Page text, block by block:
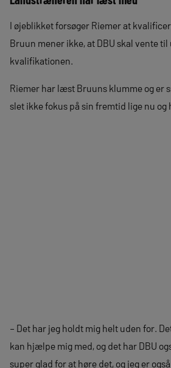
I øjeblikket forsøger Riemer at
Bruun mener ikke, at DBU skal vente
kvalifikationen.
Riemer har læst Bruuns klumme og er
slet ikke fokus på sin fremtid lige nu og
– Det har jeg holdt mig helt uden for.
kan hjælpe mig med, og det har DBU
super glad for at høre det, og jeg er